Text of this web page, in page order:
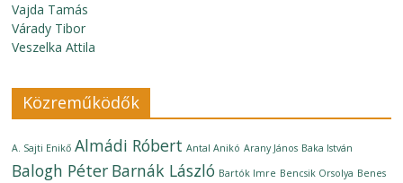
Vajda Tamás
Várady Tibor
Veszelka Attila
Közreműködők
A. Sajti Enikő Almádi Róbert Antal Anikó Arany János Baka István
Balogh Péter Barnák László Bartók Imre Bencsik Orsolya Benes